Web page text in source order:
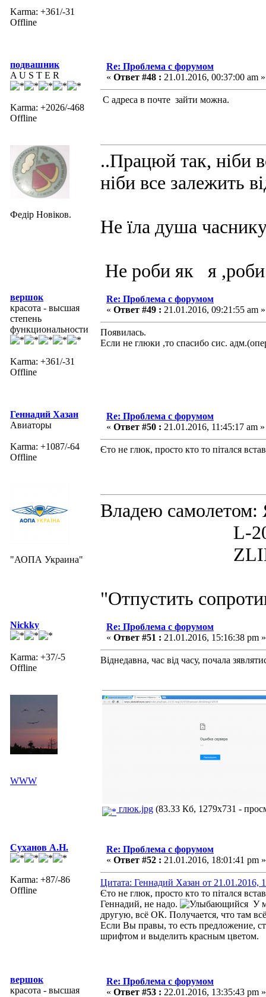
Karma: +361/-31
Offline
подвашник
A U S T E R
Karma: +2026/-468
Offline
Федір Новіков.
Re: Проблема с форумом
« Ответ #48 : 21.01.2016, 00:37:00 am »
С адреса в почте зайти можна.
..Працюй так, ніби
ніби все залежить
Не їла душа
Не роби як я
вершок
красота - высшая
степень
функциональности
Karma: +361/-31
Offline
Re: Проблема с форумом
« Ответ #49 : 21.01.2016, 09:21:55 am »
Появилась.
Если не глюки ,то спасибо сис.
Геннадий Хазан
Авиаторы
Karma: +1087/-64
Offline
"АОПА Украина"
Re: Проблема с форумом
« Ответ #50 : 21.01.2016, 11:45:17 am »
Єто не глюк, просто кто то пітался
Владею
L-200D
ZLIN 526
"Отпустить
Nickky
Karma: +37/-5
Offline
WWW
Re: Проблема с форумом
« Ответ #51 : 21.01.2016, 15:16:38 pm »
Віднедавна, час від часу, почала
глюк.jpg (83.33 Кб, 1279x731 -
Суханов А.Н.
Karma: +87/-86
Offline
Re: Проблема с форумом
« Ответ #52 : 21.01.2016, 18:01:41 pm »
Цитата: Геннадий Хазан от 21.01.2016,
Єто не глюк, просто кто то пітался
Геннадий, не надо.
У
другую, всё ОК. Получается, что там
Если Вы правы, то есть предложение,
шрифтом и выделить красным цветом.
вершок
красота - высшая
Re: Проблема с форумом
« Ответ #53 : 22.01.2016, 13:35:43 pm »